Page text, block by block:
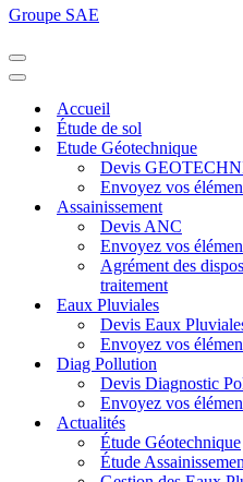
Groupe SAE
Menu
de
Menu
navigationAccueil
Étude de sol
Etude Géotechnique
Devis
Envoyez vos
Assainissement
Devis ANC
Envoyez vos
Agrément des
traitement
Eaux Pluviales
Devis Eaux
Envoyez vos
Diag Pollution
Devis Diagnostic
Envoyez vos
Actualités
Étude Géotechnique
Étude